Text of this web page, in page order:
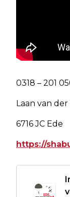
0318 – 201
Laan van der
6716 JC Ede
https://